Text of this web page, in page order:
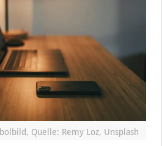
Quelle: Remy Loz, Unsplash